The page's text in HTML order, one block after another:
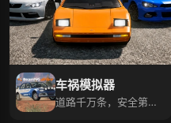
车祸模拟器
道路千万条，安全第一